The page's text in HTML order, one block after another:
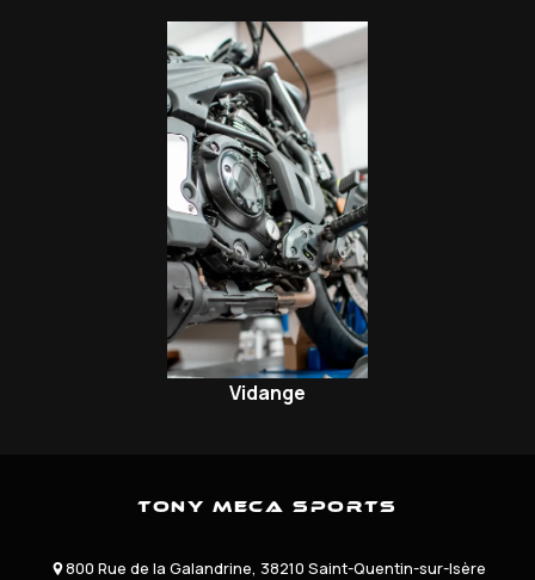
Vidange
Tony Meca Sports
800 Rue de la Galandrine, 38210 Saint-Quentin-sur-Isère